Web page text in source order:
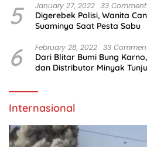
5 January 27, 2022 33 Comment
Digerebek Polisi, Wanita
Suaminya Saat Pesta Sabu
6 February 28, 2022 33
Dari Blitar Bumi Bung
dan Distributor Minyak
Internasional